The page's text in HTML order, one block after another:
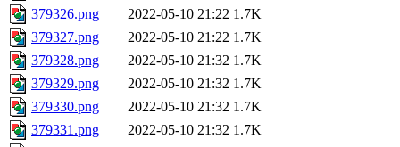
379326.png
2022-05-10 21:22 1.7K
379327.png
2022-05-10 21:22 1.7K
379328.png
2022-05-10 21:32 1.7K
379329.png
2022-05-10 21:32 1.7K
379330.png
2022-05-10 21:32 1.7K
379331.png
2022-05-10 21:32 1.7K